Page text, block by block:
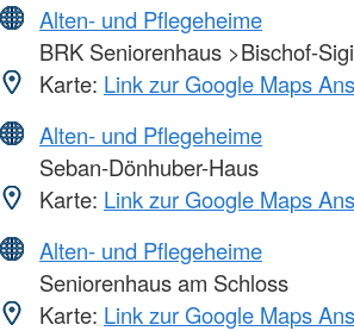
Alten- und Pflegeheime
BRK Seniorenhaus >Bischof-
Karte: Link zur Google Maps
Alten- und Pflegeheime
Seban-Dönhuber-Haus
Karte: Link zur Google Maps
Alten- und Pflegeheime
Seniorenhaus am Schloss
Karte: Link zur Google Maps